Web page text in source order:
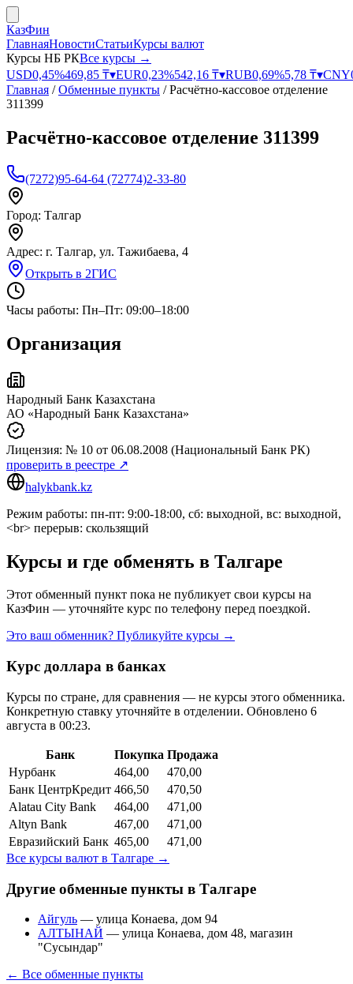
КазФин
ГлавнаяНовостиСтатьиКурсы валют
Курсы НБ РКВсе курсы →
USD0,45%469,85 ₸▾EUR0,23%542,16 ₸▾RUB0,69%5,78 ₸▾CNY
Главная /Обменные пункты /Расчётно-кассовое отделение
311399
Расчётно-кассовое отделение 311399
(7272)95-64-64 (72774)2-33-80
Город: Талгар
Адрес: г. Талгар, ул. Тажибаева, 4
Открыть в 2ГИС
Часы работы: Пн–Пт: 09:00–18:00
Организация
Народный Банк Казахстана
АО «Народный Банк Казахстана»
Лицензия: № 10 от 06.08.2008 (Национальный Банк РК)
проверить в реестре ↗
halykbank.kz
Режим работы: пн-пт: 9:00-18:00, сб: выходной, вс: выходной,
<br> перерыв: скользящий
Курсы и где обменять в Талгаре
Этот обменный пункт пока не публикует свои курсы на
КазФин — уточняйте курс по телефону перед поездкой.
Это ваш обменник? Публикуйте курсы →
Курс доллара в банках
Курсы по стране, для сравнения — не курсы этого обменника.
Конкретную ставку уточняйте в отделении. Обновлено 6
августа в 00:23.
Банк Покупка Продажа
Нурбанк
464,00
470,00
Банк ЦентрКредит 466,50
470,50
Alatau City Bank
464,00
471,00
Altyn Bank
467,00
471,00
Евразийский Банк 465,00
471,00
Все курсы валют в Талгаре →
Другие обменные пункты в Талгаре
Айгуль — улица Конаева, дом 94
АЛТЫНАЙ — улица Конаева, дом 48, магазин
"Сусындар"
← Все обменные пункты